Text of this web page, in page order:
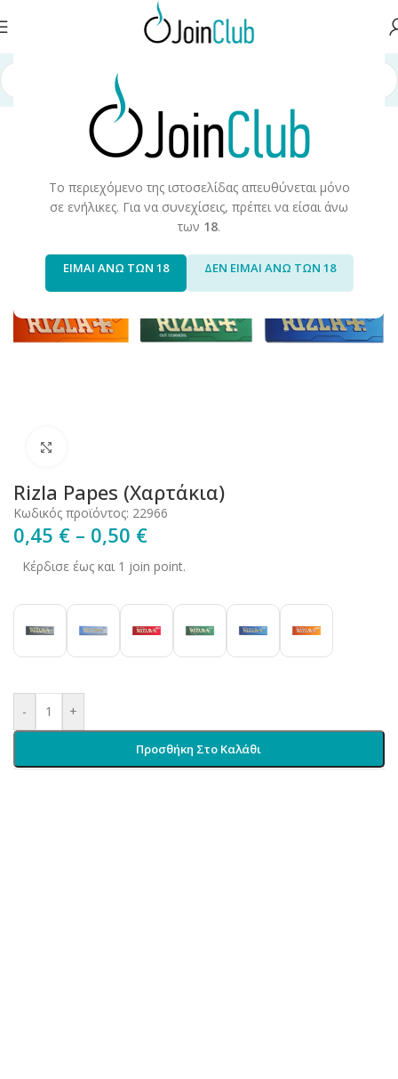
Το περιεχόμενο της ιστοσελίδας απευθύνεται μόνο
σε ενήλικες. Για να συνεχίσεις, πρέπει να είσαι άνω
των 18.
ΕΙΜΑΙ ΑΝΩ ΤΩΝ 18 ΔΕΝ ΕΙΜΑΙ ΑΝΩ ΤΩΝ 18
/Προϊόντα Καπνού & Αξεσουάρ
Rizla Papes (Χαρτάκια)
Κωδικός προϊόντος: 22966
0,45 € – 0,50 €
Κέρδισε έως και 1 join point.
- +
Προσθήκη Στο Καλάθι